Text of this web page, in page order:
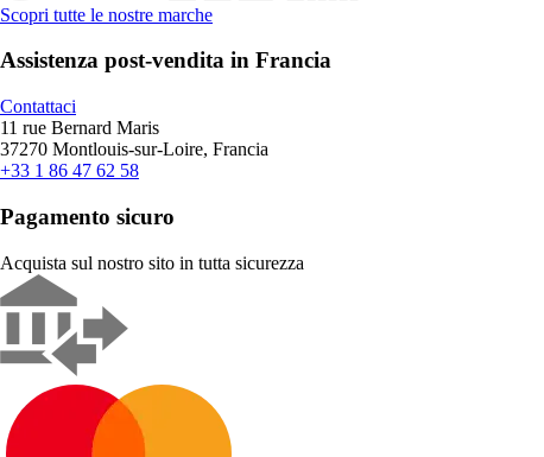
Scopri tutte le nostre marche
Assistenza post-vendita in Francia
Contattaci
11 rue Bernard Maris
37270 Montlouis-sur-Loire, Francia
+33 1 86 47 62 58
Pagamento sicuro
Acquista sul nostro sito in tutta sicurezza